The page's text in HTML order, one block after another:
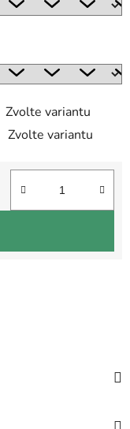
Zvolte variantu
Zvolte variantu